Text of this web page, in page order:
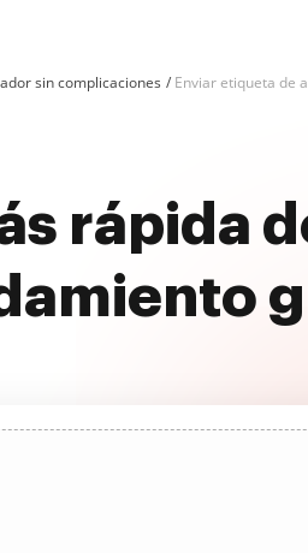
sin complicaciones Enviar etiqueta de
rápida